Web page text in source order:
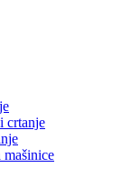
crtanje